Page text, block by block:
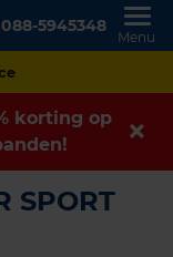
088-5945348
Menu
korting op
SPORT